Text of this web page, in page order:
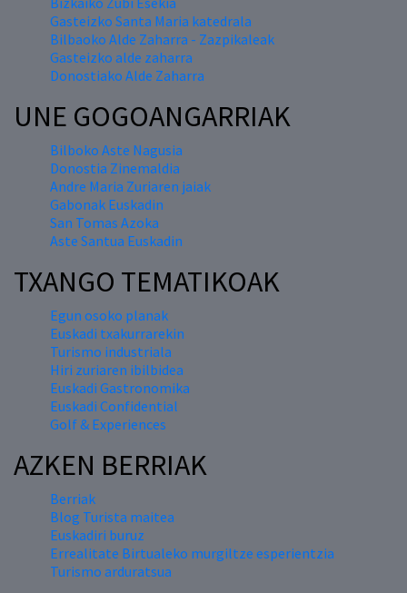
Gasteizko Santa Maria katedrala
Bilbaoko Alde Zaharra - Zazpikaleak
Gasteizko alde zaharra
Donostiako Alde Zaharra
UNE GOGOANGARRIAK
Bilboko Aste Nagusia
Donostia Zinemaldia
Andre Maria Zuriaren jaiak
Gabonak Euskadin
San Tomas Azoka
Aste Santua Euskadin
TXANGO TEMATIKOAK
Egun osoko planak
Euskadi txakurrarekin
Turismo industriala
Hiri zuriaren ibilbidea
Euskadi Gastronomika
Euskadi Confidential
Golf & Experiences
AZKEN BERRIAK
Berriak
Blog Turista maitea
Euskadiri buruz
Errealitate Birtualeko murgiltze esperientzia
Turismo arduratsua